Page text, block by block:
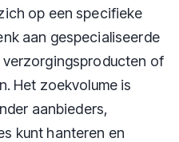
op een specifieke
aan gespecialiseerde
of
Het zoekvolume is
aanbieders,
kunt hanteren en